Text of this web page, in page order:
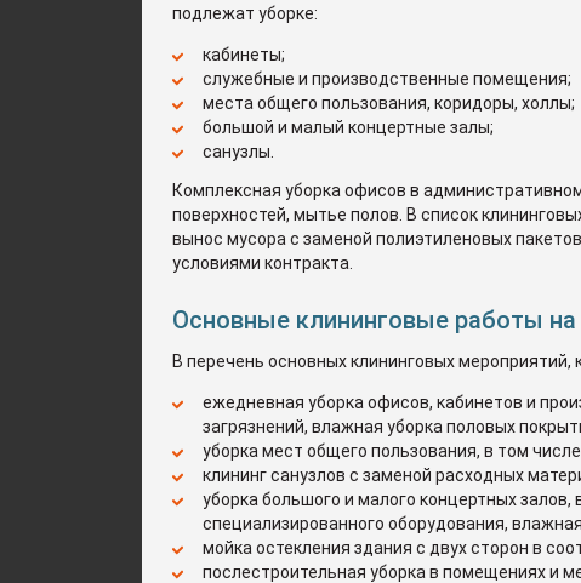
подлежат уборке:
кабинеты;
служебные и производственные помещения;
места общего пользования, коридоры, холлы;
большой и малый концертные залы;
санузлы.
Комплексная уборка офисов в
поверхностей, мытье полов. В список
вынос мусора с заменой полиэтиленовых
условиями контракта.
Основные клининговые работы
В перечень основных клининговых
ежедневная уборка офисов, кабинетов и
загрязнений, влажная уборка половых
уборка мест общего пользования, в том
клининг санузлов с заменой расходных
уборка большого и малого концертных
специализированного оборудования,
мойка остекления здания с двух сторон в
послестроительная уборка в помещениях и